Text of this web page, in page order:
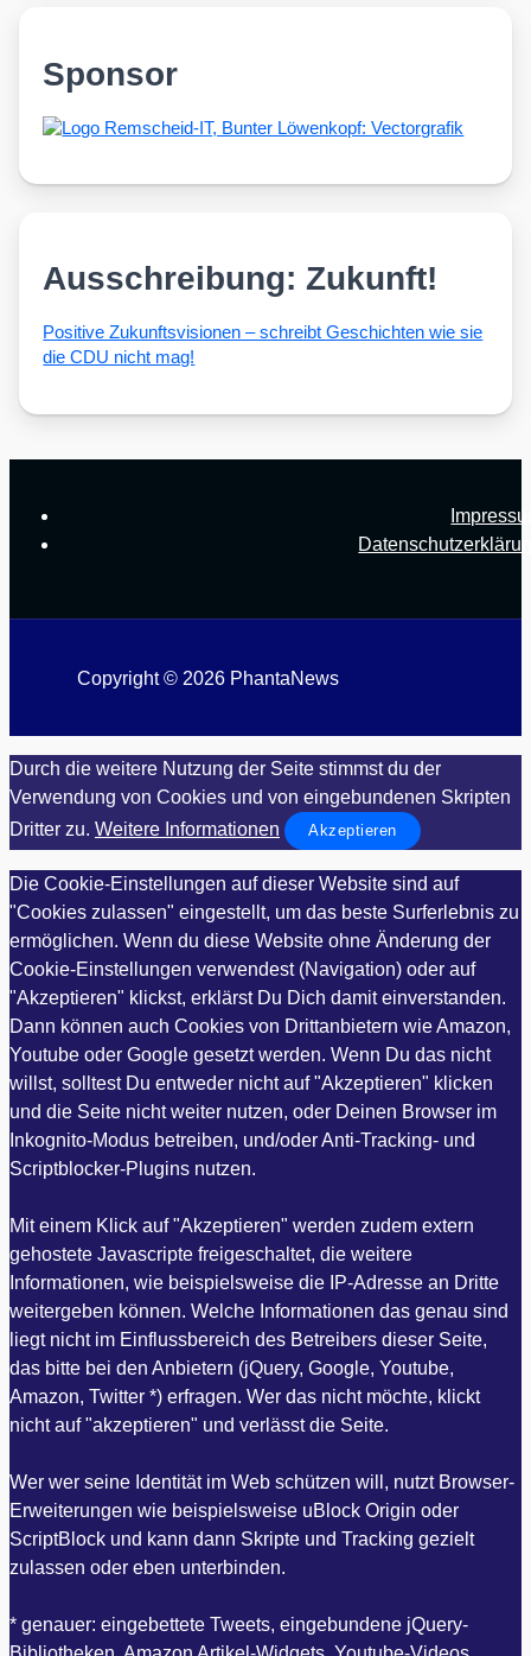
Sponsor
Ausschreibung: Zukunft!
Posi­ti­ve Zukunfts­vi­sio­nen – schreibt Geschich­ten wie sie
die CDU nicht mag!
Copyright © 2026 PhantaNews
Durch die weitere Nutzung der Seite stimmst du der
Verwendung von Cookies und von eingebundenen Skripten
Dritter zu. Weitere Informationen Akzeptieren
Die Cookie-Einstellungen auf dieser Website sind auf
"Cookies zulassen" eingestellt, um das beste Surferlebnis zu
ermöglichen. Wenn du diese Website ohne Änderung der
Cookie-Einstellungen verwendest (Navigation) oder auf
"Akzeptieren" klickst, erklärst Du Dich damit einverstanden.
Dann können auch Cookies von Drittanbietern wie Amazon,
Youtube oder Google gesetzt werden. Wenn Du das nicht
willst, solltest Du entweder nicht auf "Akzeptieren" klicken
und die Seite nicht weiter nutzen, oder Deinen Browser im
Inkognito-Modus betreiben, und/oder Anti-Tracking- und
Scriptblocker-Plugins nutzen.
Mit einem Klick auf "Akzeptieren" werden zudem extern
gehostete Javascripte freigeschaltet, die weitere
Informationen, wie beispielsweise die IP-Adresse an Dritte
weitergeben können. Welche Informationen das genau sind
liegt nicht im Einflussbereich des Betreibers dieser Seite,
das bitte bei den Anbietern (jQuery, Google, Youtube,
Amazon, Twitter *) erfragen. Wer das nicht möchte, klickt
nicht auf "akzeptieren" und verlässt die Seite.
Wer wer seine Identität im Web schützen will, nutzt Browser-
Erweiterungen wie beispielsweise uBlock Origin oder
ScriptBlock und kann dann Skripte und Tracking gezielt
zulassen oder eben unterbinden.
* genauer: eingebettete Tweets, eingebundene jQuery-